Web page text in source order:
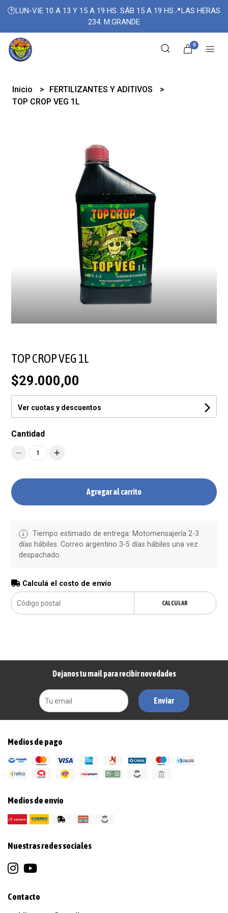
🕑LUN-VIE 10 A 13 Y 15 A 19 HS. SÁB 15 A 19 HS📍LAS HERAS
234. M.GRANDE
0
Inicio
FERTILIZANTES Y ADITIVOS
TOP CROP VEG 1L
TOP CROP VEG 1L
$29.000,00
Ver cuotas y descuentos
Cantidad
1
Agregar al carrito
Tiempo estimado de entrega: Motomensajería 2-3
días hábiles. Correo argentino 3-5 días hábiles una vez
despachado.
Calculá el costo de envío
CALCULAR
Dejanos tu mail para recibir novedades
Enviar
Medios de pago
Medios de envío
Nuestras redes sociales
Contacto